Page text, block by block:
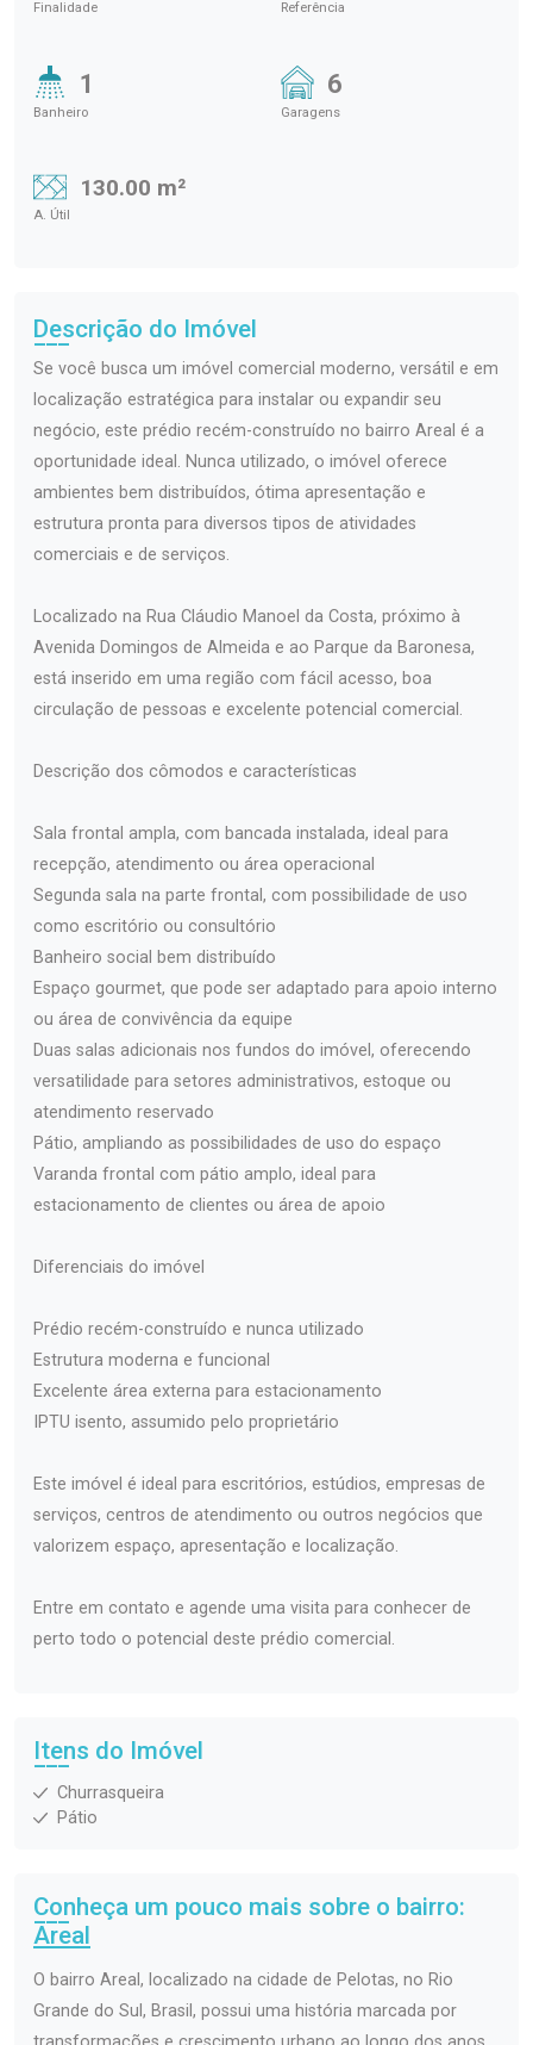
Finalidade Referência
1
Banheiro
6
Garagens
130.00 m²
A. Útil
Descrição do Imóvel
Se você busca um imóvel comercial moderno, versátil e em
localização estratégica para instalar ou expandir seu
negócio, este prédio recém-construído no bairro Areal é a
oportunidade ideal. Nunca utilizado, o imóvel oferece
ambientes bem distribuídos, ótima apresentação e
estrutura pronta para diversos tipos de atividades
comerciais e de serviços.
Localizado na Rua Cláudio Manoel da Costa, próximo à
Avenida Domingos de Almeida e ao Parque da Baronesa,
está inserido em uma região com fácil acesso, boa
circulação de pessoas e excelente potencial comercial.
Descrição dos cômodos e características
Sala frontal ampla, com bancada instalada, ideal para
recepção, atendimento ou área operacional
Segunda sala na parte frontal, com possibilidade de uso
como escritório ou consultório
Banheiro social bem distribuído
Espaço gourmet, que pode ser adaptado para apoio interno
ou área de convivência da equipe
Duas salas adicionais nos fundos do imóvel, oferecendo
versatilidade para setores administrativos, estoque ou
atendimento reservado
Pátio, ampliando as possibilidades de uso do espaço
Varanda frontal com pátio amplo, ideal para
estacionamento de clientes ou área de apoio
Diferenciais do imóvel
Prédio recém-construído e nunca utilizado
Estrutura moderna e funcional
Excelente área externa para estacionamento
IPTU isento, assumido pelo proprietário
Este imóvel é ideal para escritórios, estúdios, empresas de
serviços, centros de atendimento ou outros negócios que
valorizem espaço, apresentação e localização.
Entre em contato e agende uma visita para conhecer de
perto todo o potencial deste prédio comercial.
Itens do Imóvel
Churrasqueira
Pátio
Conheça um pouco mais sobre o bairro:
Areal
O bairro Areal, localizado na cidade de Pelotas, no Rio
Grande do Sul, Brasil, possui uma história marcada por